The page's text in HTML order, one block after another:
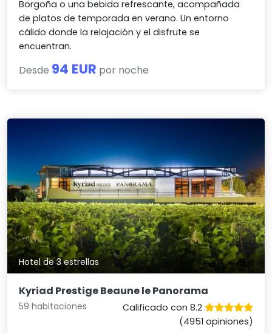
Borgoña o una bebida refrescante, acompañada
de platos de temporada en verano. Un entorno
cálido donde la relajación y el disfrute se
encuentran.
Desde 94 EUR por noche
Hotel de 3 estrellas
Kyriad Prestige Beaune le Panorama
59 habitaciones
Calificado con 8.2
(4951 opiniones)